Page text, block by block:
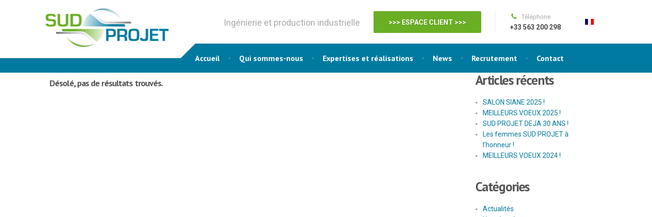
Accueil Qui sommes-nous Expertises et réalisations News Recrutement Contact
Ingénierie et production industrielle >>> ESPACE CLIENT >>>
Téléphone
+33 563 200 298
Désolé, pas de résultats trouvés. Articles récents
SALON SIANE 2025 !
MEILLEURS VOEUX 2025 !
SUD PROJET DEJA 30 ANS !
Les femmes SUD PROJET à
l’honneur !
MEILLEURS VOEUX 2024 !
Catégories
Actualités